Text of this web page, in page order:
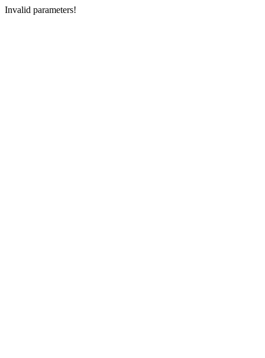
Invalid parameters!